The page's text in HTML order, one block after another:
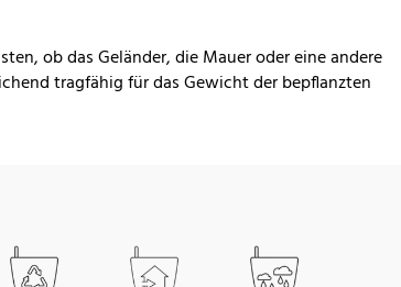
ob das Geländer, die Mauer oder eine andere
tragfähig für das Gewicht der bepflanzten